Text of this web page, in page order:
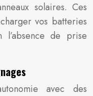
solaires. Ces
vos batteries
l’absence de prise
avec des